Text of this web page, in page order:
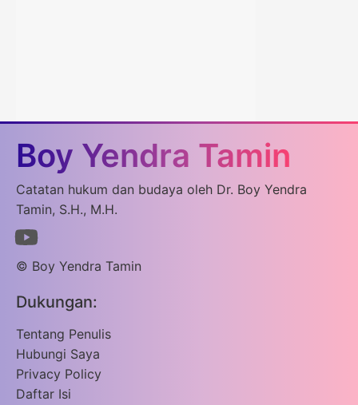
Boy Yendra Tamin
Catatan hukum dan budaya oleh Dr. Boy Yendra
Tamin, S.H., M.H.
© Boy Yendra Tamin
Dukungan:
Tentang Penulis
Hubungi Saya
Privacy Policy
Daftar Isi